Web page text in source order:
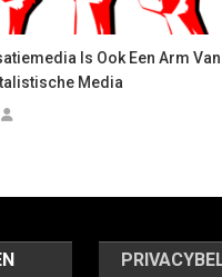
Is Ook Een Arm Van
Media